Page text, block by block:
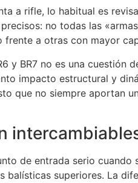
a rifle, lo habitual es
no todas las
frente a otras con mayor
y BR7 no es una
impacto estructural y
que no siempre aportan
de entrada serio
balísticas superiores. La